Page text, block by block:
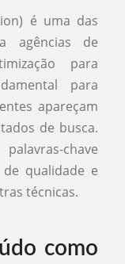
é uma das
agências de
para
para
apareçam
de busca.
chave
qualidade e
técnicas.
como